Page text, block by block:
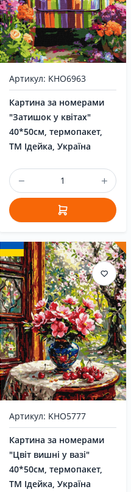
Артикул: KHO6963
Картина за номерами
"Затишок у квітах"
40*50см, термопакет,
ТМ Ідейка, Україна
Артикул: KHO5777
Картина за номерами
"Цвіт вишні у вазі"
40*50см, термопакет,
ТМ Ідейка, Україна